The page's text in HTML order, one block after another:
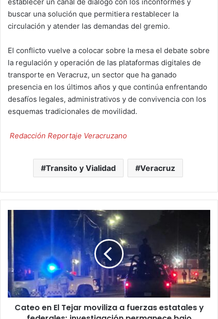
buscar una solución que permitiera restablecer la
circulación y atender las demandas del gremio.
El conflicto vuelve a colocar sobre la mesa el debate sobre
la regulación y operación de las plataformas digitales de
transporte en Veracruz, un sector que ha ganado
presencia en los últimos años y que continúa enfrentando
desafíos legales, administrativos y de convivencia con los
esquemas tradicionales de movilidad.
Redacción Reportaje Veracruzano
Transito y Vialidad Veracruz
Cateo
moviliza
fuerzas
estatales
y
federales;
investigación
Cateo en El Tejar moviliza a fuerzas estatales y